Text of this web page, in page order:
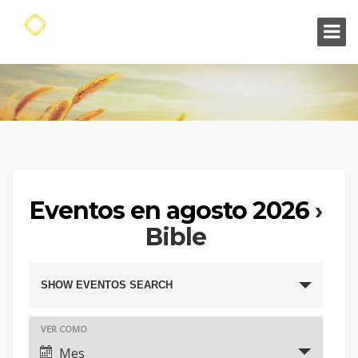
Eventos en agosto 2026 ›
Bible
Búsqueda
y
navegació
SHOW EVENTOS SEARCH
Navegación
de
VER COMO
Mes